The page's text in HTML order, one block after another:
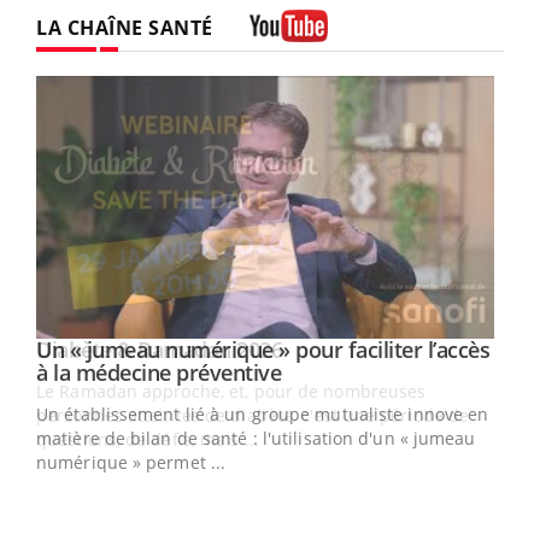
LA CHAÎNE SANTÉ
Youtube
Un « jumeau numérique » pour faciliter l’accès
à la médecine préventiveYoutube
Un établissement lié à un groupe mutualiste innove en
matière de bilan de santé : l'utilisation d'un « jumeau
numérique » permet ...